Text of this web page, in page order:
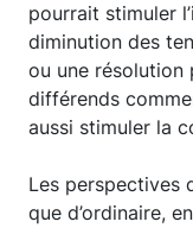
pourrait stimuler
diminution des
ou une résolution
différends
aussi stimuler la
Les perspectives
que d’ordinaire,